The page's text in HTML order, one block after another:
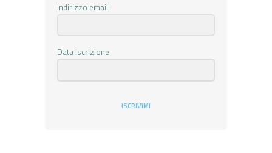
Indirizzo email
Data iscrizione
ISCRIVIMI